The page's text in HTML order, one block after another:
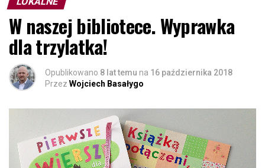
W naszej bibliotece. Wyprawka
dla trzylatka!
Opublikowano 8 lat temu na 16 października 2018
Przez Wojciech Basałygo